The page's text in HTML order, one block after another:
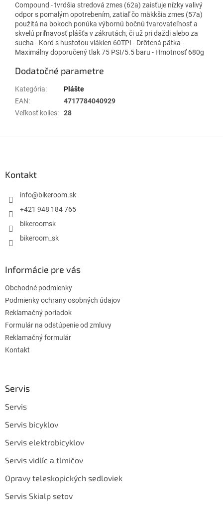
Compound - tvrdšia stredová zmes (62a) zaisťuje nízky valivý
odpor s pomalým opotrebením, zatiaľ čo mäkkšia zmes (57a)
použitá na bokoch ponúka výbornú bočnú tvarovateľnosť a
skvelú priľnavosť plášťa v zákrutách, či už pri daždi alebo za
sucha - Kord s hustotou vlákien 60TPI - Drôtená pätka -
Maximálny doporučený tlak 75 PSI/5.5 baru - Hmotnosť 680g
Dodatočné parametre
Kategória:
Plášte
EAN:
4717784040929
Veľkosť kolies: 28
Kontakt
info@bikeroom.sk
+421 948 184 765
bikeroomsk
bikeroom_sk
Informácie pre vás
Obchodné podmienky
Podmienky ochrany osobných údajov
Reklamačný poriadok
Formulár na odstúpenie od zmluvy
Reklamačný formulár
Kontakt
Servis
Servis
Servis bicyklov
Servis elektrobicyklov
Servis vidlíc a tlmičov
Opravy teleskopických sedloviek
Servis Skialp setov